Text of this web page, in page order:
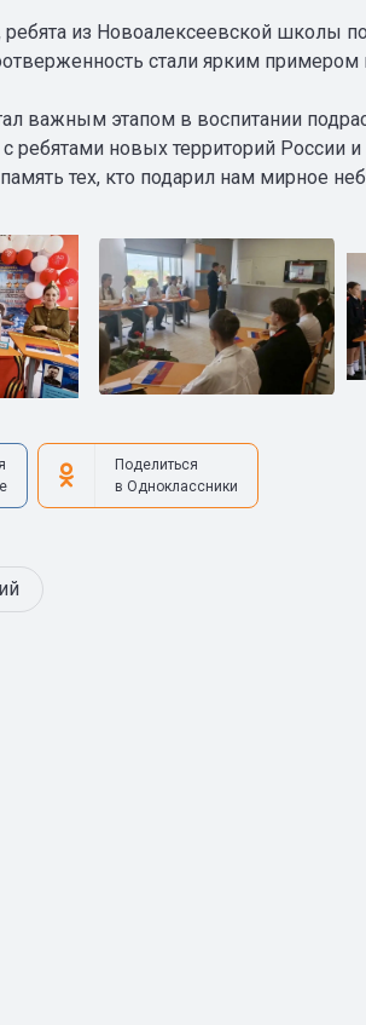
ребята из Новоалексеевской школы
стали ярким
важным этапом в воспитании
ребятами новых территорий России
тех, кто подарил нам мирное
Поделиться
в Одноклассники